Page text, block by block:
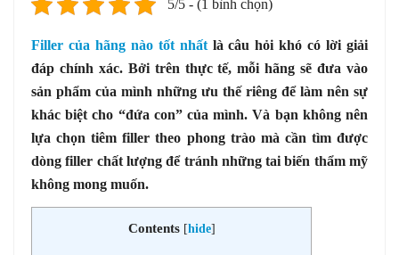
5/5 - (1 bình chọn)
Filler của hãng nào tốt nhấtlà câu hỏi khó có lời giải
đáp chính xác. Bởi trên thực tế, mỗi hãng sẽ đưa vào
sản phẩm của mình những ưu thế riêng để làm nên sự
khác biệt cho “đứa con” của mình. Và bạn không nên
lựa chọn tiêm filler theo phong trào mà cần tìm được
dòng filler chất lượng để tránh những tai biến thẩm mỹ
không mong muốn.
Contents [hide]